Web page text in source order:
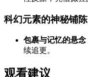
科幻元素的神秘铺陈
包裹与记忆的悬念
续追更。
观看建议